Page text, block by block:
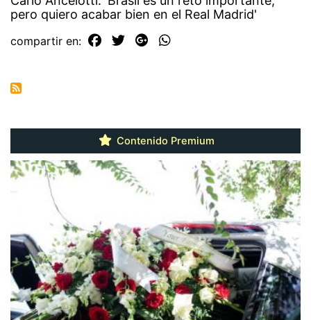
pero quiero acabar bien en el Real Madrid'
compartir en:
Contenido Premium